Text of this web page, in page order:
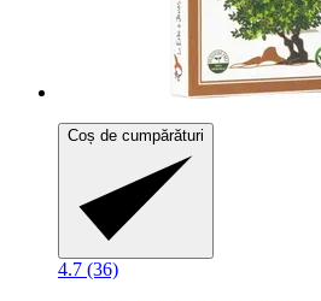
Coș de cumpărături
4.7 (36)